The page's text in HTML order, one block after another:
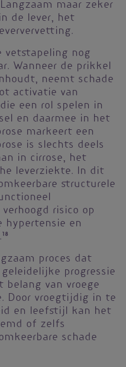
maar zeker
de lever, het
vetstapeling nog
Wanneer de prikkel
neemt schade
activatie van
een rol spelen in
en daarmee in het
markeert een
is slechts deels
in cirrose, het
leverziekte. In dit
structurele
risico op
hypertensie en
18
proces dat
progressie
belang van vroege
Door vroegtijdig in te
en leefstijl kan het
of zelfs
schade